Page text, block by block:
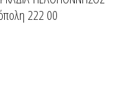
222 00